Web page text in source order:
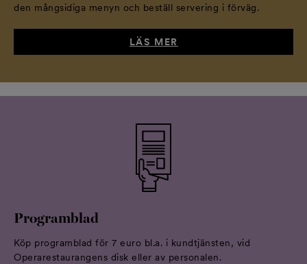
den mångsidiga menyn och beställ servering i förväg.
LÄS MER
Programblad
Köp programblad för 7 euro bl.a. i kundtjänsten, vid
Operarestaurangens disk eller av personalen.